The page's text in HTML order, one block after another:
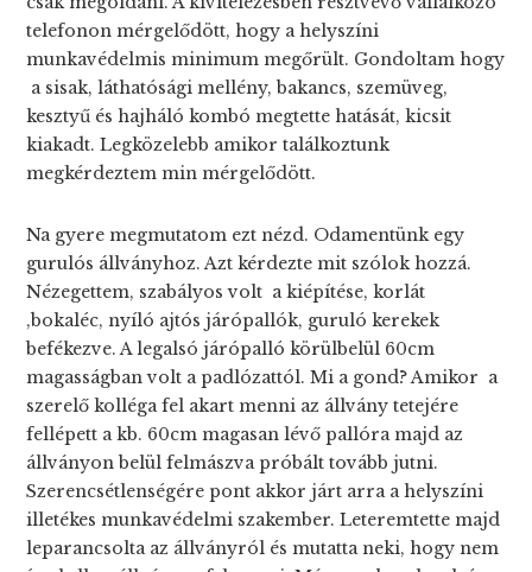
telefonon mérgelődött, hogy a helyszíni
munkavédelmis minimum megőrült. Gondoltam hogy
a sisak, láthatósági mellény, bakancs, szemüveg,
kesztyű és hajháló kombó megtette hatását, kicsit
kiakadt. Legközelebb amikor találkoztunk
megkérdeztem min mérgelődött.
Na gyere megmutatom ezt nézd. Odamentünk egy
gurulós állványhoz. Azt kérdezte mit szólok hozzá.
Nézegettem, szabályos volt a kiépítése, korlát
,bokaléc, nyíló ajtós járópallók, guruló kerekek
befékezve. A legalsó járópalló körülbelül 60cm
magasságban volt a padlózattól. Mi a gond? Amikor a
szerelő kolléga fel akart menni az állvány tetejére
fellépett a kb. 60cm magasan lévő pallóra majd az
állványon belül felmászva próbált tovább jutni.
Szerencsétlenségére pont akkor járt arra a helyszíni
illetékes munkavédelmi szakember. Leteremtette majd
leparancsolta az állványról és mutatta neki, hogy nem